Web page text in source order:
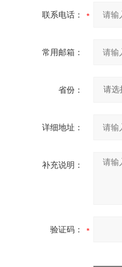
联系电话：
常用邮箱：
省份：
详细地址：
补充说明：
验证码：